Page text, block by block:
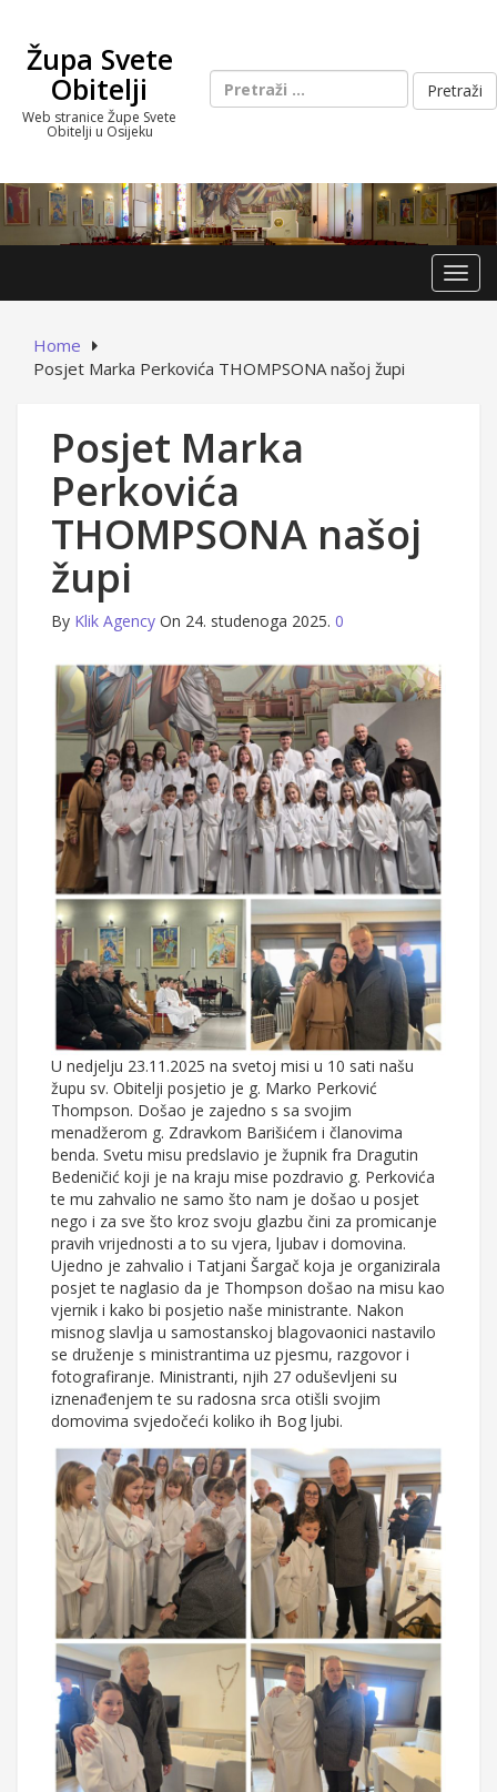
contentŽupa Svete
Obitelji
Web stranice Župe Svete
Obitelji u Osijeku
Pretraži:
Home
Posjet Marka Perkovića THOMPSONA našoj župi
Posjet Marka
Perkovića
THOMPSONA našoj
župi
By Klik Agency On 24. studenoga 2025. 0
U nedjelju 23.11.2025 na svetoj misi u 10 sati našu
župu sv. Obitelji posjetio je g. Marko Perković
Thompson. Došao je zajedno s sa svojim
menadžerom g. Zdravkom Barišićem i članovima
benda. Svetu misu predslavio je župnik fra Dragutin
Bedeničić koji je na kraju mise pozdravio g. Perkovića
te mu zahvalio ne samo što nam je došao u posjet
nego i za sve što kroz svoju glazbu čini za promicanje
pravih vrijednosti a to su vjera, ljubav i domovina.
Ujedno je zahvalio i Tatjani Šargač koja je organizirala
posjet te naglasio da je Thompson došao na misu kao
vjernik i kako bi posjetio naše ministrante. Nakon
misnog slavlja u samostanskoj blagovaonici nastavilo
se druženje s ministrantima uz pjesmu, razgovor i
fotografiranje. Ministranti, njih 27 oduševljeni su
iznenađenjem te su radosna srca otišli svojim
domovima svjedočeći koliko ih Bog ljubi.